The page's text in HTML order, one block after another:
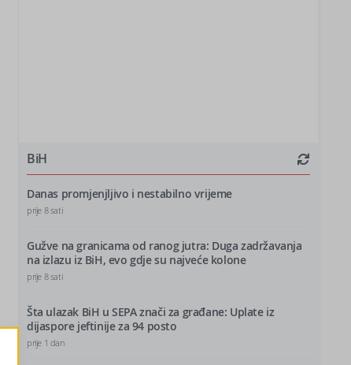
BiH
Danas promjenjljivo i nestabilno vrijeme
prije 8 sati
Gužve na granicama od ranog jutra: Duga zadržavanja
na izlazu iz BiH, evo gdje su najveće kolone
prije 8 sati
Šta ulazak BiH u SEPA znači za građane: Uplate iz
dijaspore jeftinije za 94 posto
prije 1 dan